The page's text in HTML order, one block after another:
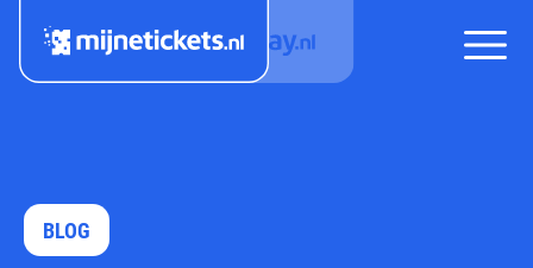
BLOG